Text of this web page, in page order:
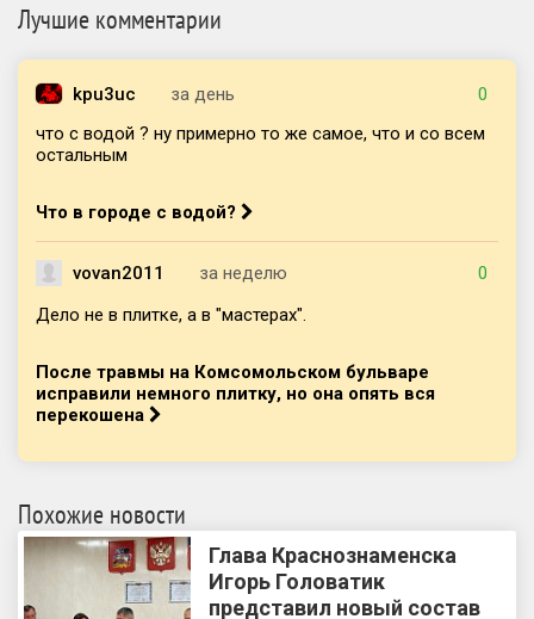
Лучшие комментарии
kpu3uc за день
0
что с водой ? ну примерно то же самое, что и со всем
остальным
Что в городе с водой?
vovan2011 за неделю
0
Дело не в плитке, а в "мастерах".
После травмы на Комсомольском бульваре
исправили немного плитку, но она опять вся
перекошена
Похожие новости
Глава Краснознаменска
Игорь Головатик
представил новый состав